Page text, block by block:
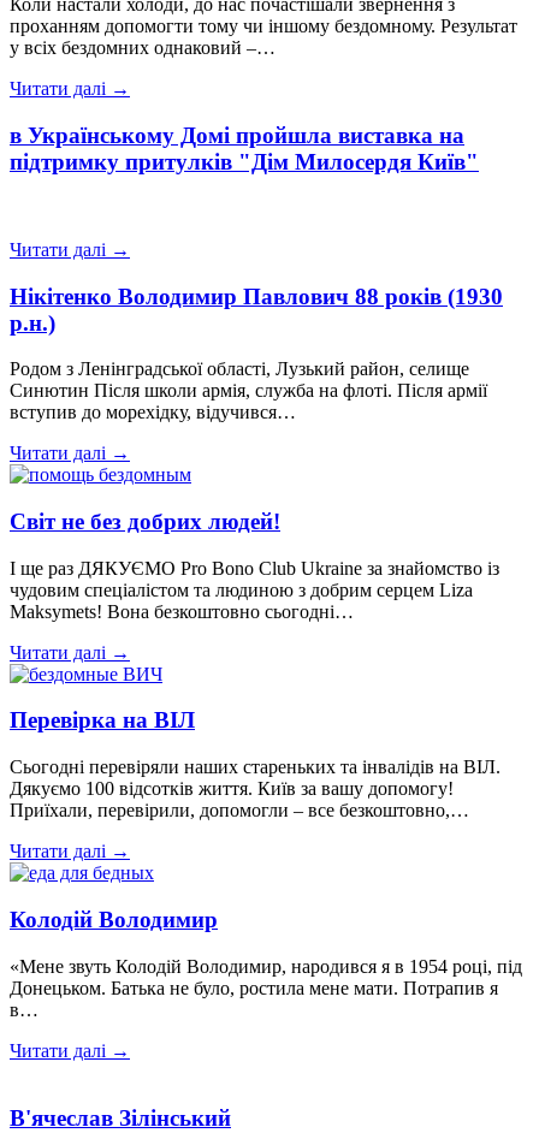
Коли настали холоди, до нас почастішали звернення з
проханням допомогти тому чи іншому бездомному. Результат
у всіх бездомних однаковий –…
Читати далі →
в Українському Домі пройшла виставка на
підтримку притулків "Дім Милосердя Київ"
Читати далі →
Нікітенко Володимир Павлович 88 років (1930
р.н.)
Родом з Ленінградської області, Лузький район, селище
Синютин Після школи армія, служба на флоті. Після армії
вступив до морехідку, відучився…
Читати далі →
Світ не без добрих людей!
І ще раз ДЯКУЄМО Pro Bono Club Ukraine за знайомство із
чудовим спеціалістом та людиною з добрим серцем Liza
Maksymets! Вона безкоштовно сьогодні…
Читати далі →
Перевірка на ВІЛ
Сьогодні перевіряли наших стареньких та інвалідів на ВІЛ.
Дякуємо 100 відсотків життя. Київ за вашу допомогу!
Приїхали, перевірили, допомогли – все безкоштовно,…
Читати далі →
Колодій Володимир
«Мене звуть Колодій Володимир, народився я в 1954 році, під
Донецьком. Батька не було, ростила мене мати. Потрапив я
в…
Читати далі →
В'ячеслав Зілінський